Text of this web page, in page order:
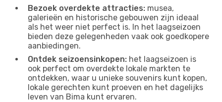
Bezoek overdekte attracties: musea,
galerieën en historische gebouwen zijn ideaal
als het weer niet perfect is. In het laagseizoen
bieden deze gelegenheden vaak ook goedkopere
aanbiedingen.
Ontdek seizoensinkopen: het laagseizoen is
ook perfect om overdekte lokale markten te
ontdekken, waar u unieke souvenirs kunt kopen,
lokale gerechten kunt proeven en het dagelijks
leven van Bima kunt ervaren.